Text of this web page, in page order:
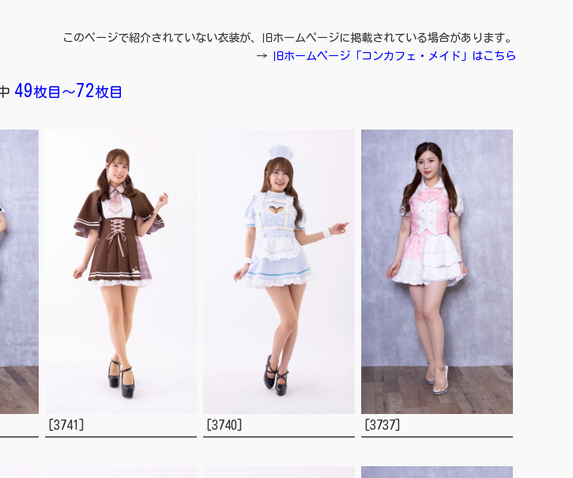
このページで紹介されていない衣装が、
旧ホームページに掲載されている場合があります。
→ 旧ホームページ「コンカフェ・メイド」はこちら
49枚目 ～72枚目
[3741] [3740] [3737]